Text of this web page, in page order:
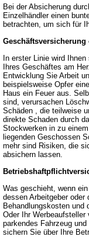
Bei der Absicherung
Einzelhändler einen
betrachten, um sich für
In erster Linie wird
Ihres Geschäftes am
Entwicklung Sie Arbeit
beispielsweise Opfer
Haus ein Feuer aus.
sind, verursachen
Schäden , die teilweise
direkte Schaden durch
Stockwerken in zu
liegenden Geschossen
mehr sind Risiken, die
absichern lassen.
Was geschieht, wenn
dessen Arbeitgeber
Behandlungskosten und
Oder Ihr
parkendes Fahrzeug
sichern Sie über Ihre